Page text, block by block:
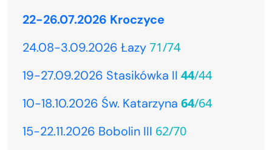
22-26.07.2026 Kroczyce
24.08-3.09.2026 Łazy71/74
19-27.09.2026 Stasikówka II 44/44
10-18.10.2026 Św. Katarzyna 64/64
15-22.11.2026 Bobolin III 62/70